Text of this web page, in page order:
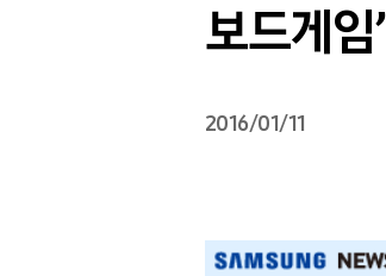
보드게임’
2016/01/11